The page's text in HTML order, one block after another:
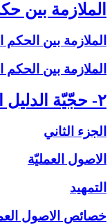
الملازمة بين
الملازمة بين
الملازمة بين
۲- حجّيّة الدليل العقلي‏
الجزء الثاني
الاصول العمليّة
التمهيد
خصائص الاصول